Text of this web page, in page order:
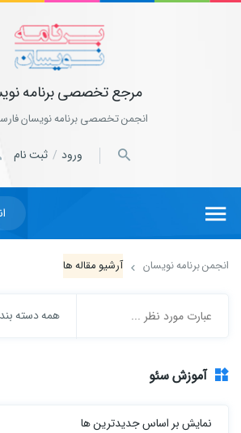
مرجع تخصصی برنامه
انجمن تخصصی برنامه نویسان
ورود / ثبت نام
انجمن برنامه نویسان آرشیو مقاله ها
همه دسته
آموزش سئو
نمایش بر اساس جدیدترین ها